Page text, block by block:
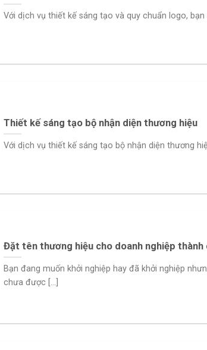
Với dịch vụ thiết kế sáng tạo và quy chuẩn logo, bạn
Thiết kế sáng tạo bộ nhận diện thương hiệu
Với dịch vụ thiết kế sáng tạo bộ nhận diện thương
Đặt tên thương hiệu cho doanh nghiệp thành
Bạn đang muốn khởi nghiệp hay đã khởi nghiệp
chưa được [...]